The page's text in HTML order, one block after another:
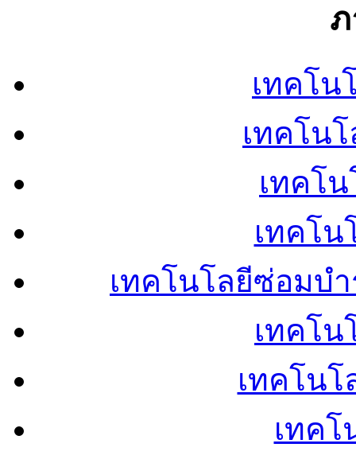
เทคโน
เทคโน
เทคโ
เทคโน
เทคโนโลยีซ่อมบ
เทคโน
เทคโน
เทคโ